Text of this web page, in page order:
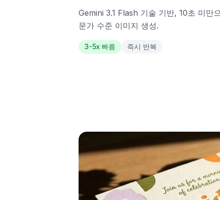
Gemini 3.1 Flash 기술 기반, 10초 미만
문가 수준 이미지 생성.
3-5x 빠름 즉시 반복